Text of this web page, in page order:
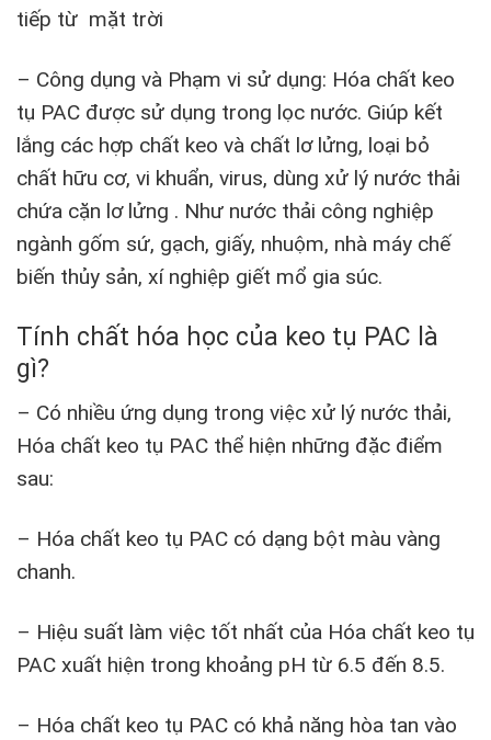
tiếp từ mặt trời
– Công dụng và Phạm vi sử dụng: Hóa chất keo
tụ PAC được sử dụng trong lọc nước. Giúp kết
lắng các hợp chất keo và chất lơ lửng, loại bỏ
chất hữu cơ, vi khuẩn, virus, dùng xử lý nước thải
chứa cặn lơ lửng . Như nước thải công nghiệp
ngành gốm sứ, gạch, giấy, nhuộm, nhà máy chế
biến thủy sản, xí nghiệp giết mổ gia súc.
Tính chất hóa học của keo tụ PAC là
gì?
– Có nhiều ứng dụng trong việc xử lý nước thải,
Hóa chất keo tụ PAC thể hiện những đặc điểm
sau:
– Hóa chất keo tụ PAC có dạng bột màu vàng
chanh.
– Hiệu suất làm việc tốt nhất của Hóa chất keo tụ
PAC xuất hiện trong khoảng pH từ 6.5 đến 8.5.
– Hóa chất keo tụ PAC có khả năng hòa tan vào